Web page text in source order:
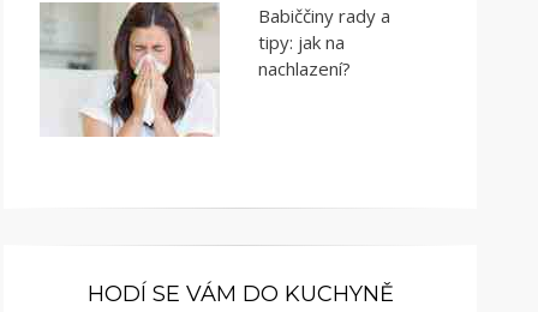
Babiččiny rady a
tipy: jak na
nachlazení?
HODÍ SE VÁM DO KUCHYNĚ